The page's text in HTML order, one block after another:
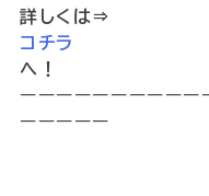
詳しくは⇒
コチラ
へ！
ーーーーーーーーーー
ーーーーー